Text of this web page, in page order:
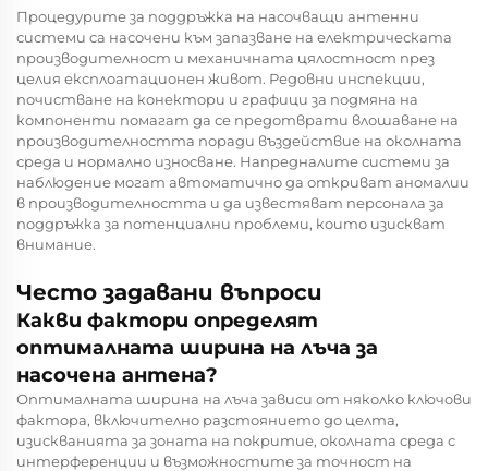
Процедурите за поддръжка на насочващи антенни
системи са насочени към запазване на електрическата
производителност и механичната цялостност през
целия експлоатационен живот. Редовни инспекции,
почистване на конектори и графици за подмяна на
компоненти помагат да се предотврати влошаване на
производителността поради въздействие на околната
среда и нормално износване. Напредналите системи за
наблюдение могат автоматично да откриват аномалии
в производителността и да известяват персонала за
поддръжка за потенциални проблеми, които изискват
внимание.
Често задавани въпроси
Какви фактори определят
оптималната ширина на лъча за
насочена антена?
Оптималната ширина на лъча зависи от няколко ключови
фактора, включително разстоянието до целта,
изискванията за зоната на покритие, околната среда с
интерференции и възможностите за точност на